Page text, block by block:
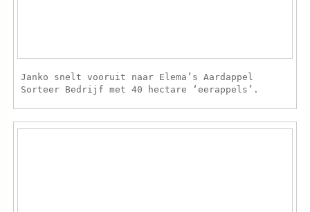
Janko snelt vooruit naar Elema’s Aardappel
Sorteer Bedrijf met 40 hectare ‘eerappels’.